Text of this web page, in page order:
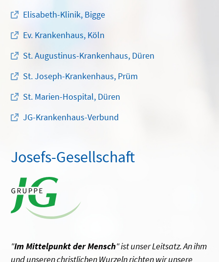
Elisabeth-Klinik, Bigge
Ev. Krankenhaus, Köln
St. Augustinus-Krankenhaus, Düren
St. Joseph-Krankenhaus, Prüm
St. Marien-Hospital, Düren
JG-Krankenhaus-Verbund
Josefs-Gesellschaft
"Im Mittelpunkt der Mensch" ist unser Leitsatz. An ihm
und unseren christlichen Wurzeln richten wir unsere